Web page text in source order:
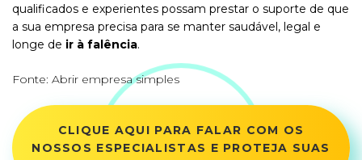
qualificados e experientes possam prestar o suporte de que
a sua empresa precisa para se manter saudável, legal e
longe de ir à falência.
Fonte: Abrir empresa simples
CLIQUE AQUI PARA FALAR COM OS
NOSSOS ESPECIALISTAS E PROTEJA SUAS